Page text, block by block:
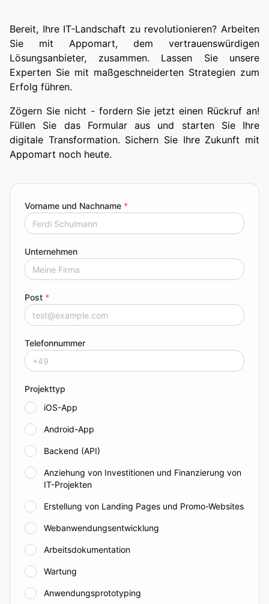
Bereit, Ihre IT-Landschaft zu revolutionieren? Arbeiten
Sie mit Appomart, dem vertrauenswürdigen
Lösungsanbieter, zusammen. Lassen Sie unsere
Experten Sie mit maßgeschneiderten Strategien zum
Erfolg führen.
Zögern Sie nicht - fordern Sie jetzt einen Rückruf an!
Füllen Sie das Formular aus und starten Sie Ihre
digitale Transformation. Sichern Sie Ihre Zukunft mit
Appomart noch heute.
Vorname und Nachname *
Unternehmen
Post *
Telefonnummer
Projekttyp
iOS-App
Android-App
Backend (API)
Anziehung von Investitionen und Finanzierung von
IT-Projekten
Erstellung von Landing Pages und Promo-Websites
Webanwendungsentwicklung
Arbeitsdokumentation
Wartung
Anwendungsprototyping